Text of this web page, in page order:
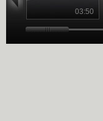
03:50